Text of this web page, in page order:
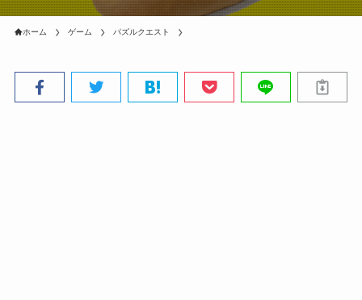
ホーム ゲーム パズルクエスト